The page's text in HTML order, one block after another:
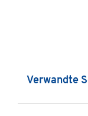
Produktgalerie
Verwandte